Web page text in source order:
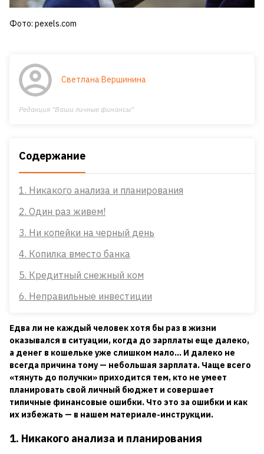
Фото: pexels.com
Светлана Вершинина
Редакция "Ваши личные финансы"
Содержание
1. Никакого анализа и планирования
2. Один раз живем!
3. Ни копейки на черный день
4. Копилка вместо банка
5. Кредитный снежный ком
6. Неправильные инвестиции
Едва ли не каждый человек хотя бы раз в жизни
оказывался в ситуации, когда до зарплаты еще далеко,
а денег в кошельке уже слишком мало... И далеко не
всегда причина тому — небольшая зарплата. Чаще всего
«тянуть до получки» приходится тем, кто не умеет
планировать свой личный бюджет и совершает
типичные финансовые ошибки. Что это за ошибки и как
их избежать — в нашем материале-инструкции.
1. Никакого анализа и планирования